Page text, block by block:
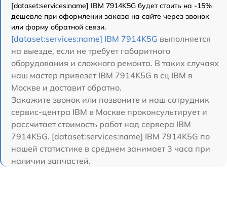
[dataset:services:name] IBM 7914K5G будет стоить на -15%
дешевле при оформлении заказа на сайте через звонок
или форму обратной связи.
[dataset:services:name] IBM 7914K5G выполняется
на выезде, если не требует габаритного
оборудования и сложного ремонта. В таких случаях
наш мастер привезет IBM 7914K5G в сц IBM в
Москве и доставит обратно.
Закажите звонок или позвоните и наш сотрудник
сервис-центра IBM в Москве проконсультирует и
рассчитает стоимость работ над сервера IBM
7914K5G. [dataset:services:name] IBM 7914K5G по
нашей статистике в среднем занимает 3 часа при
наличии запчастей.